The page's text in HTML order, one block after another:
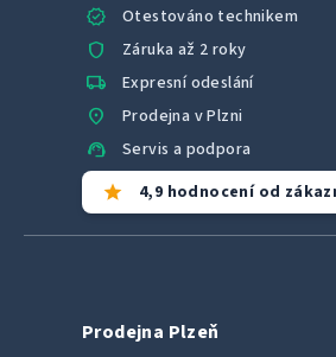
verified
Otestováno technikem
shield Záruka až 2 roky
local_shipping Expresní odeslání
location_on Prodejna v Plzni
support_agent Servis a podpora
star 4,9 hodnocení od
Prodejna Plzeň